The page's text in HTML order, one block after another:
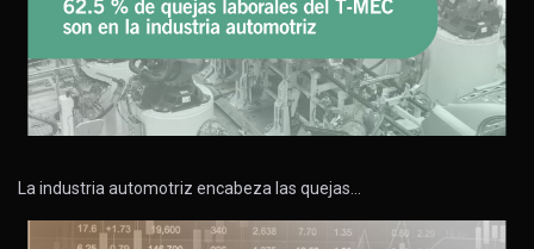
La industria automotriz encabeza las quejas…